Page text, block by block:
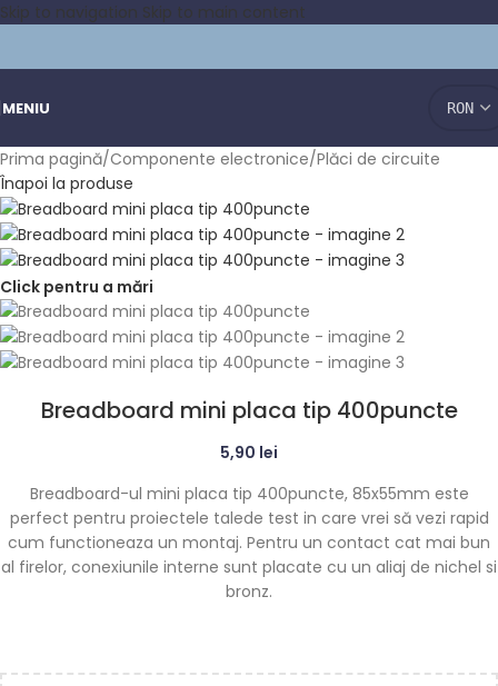
Skip to navigation Skip to main content
MENIU
Prima pagină/Componente electronice/Plăci de circuite
Înapoi la produse
Click pentru a mări
Breadboard mini placa tip 400puncte
5,90 lei
Breadboard-ul mini placa tip 400puncte, 85x55mm este
perfect pentru proiectele talede test in care vrei să vezi rapid
cum functioneaza un montaj. Pentru un contact cat mai bun
al firelor, conexiunile interne sunt placate cu un aliaj de nichel si
bronz.